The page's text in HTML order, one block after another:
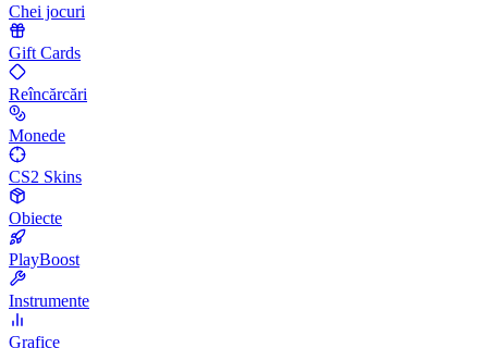
Chei jocuri
Gift Cards
Reîncărcări
Monede
CS2 Skins
Obiecte
PlayBoost
Instrumente
Grafice